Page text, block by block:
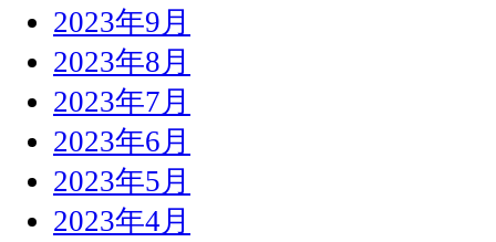
2023年9月
2023年8月
2023年7月
2023年6月
2023年5月
2023年4月